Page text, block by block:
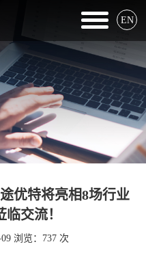
EN
优特将亮相8场行业
交流！
浏览：737 次